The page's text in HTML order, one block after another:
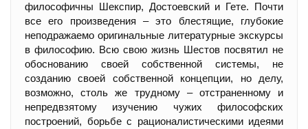
философичны Шекспир, Достоевский и Гете. Почти
все его произведения – это блестящие, глубокие
неподражаемо оригинальные литературные экскурсы
в философию. Всю свою жизнь Шестов посвятил не
обоснованию своей собственной системы, не
созданию своей собственной концепции, но делу,
возможно, столь же трудному – отстраненному и
непредвзятому изучению чужих философских
построений, борьбе с рационалистическими идеями